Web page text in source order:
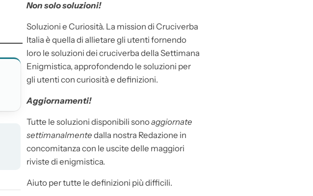
Non solo soluzioni!
Soluzioni e Curiosità. La mission di Cruciverba
Italia è quella di allietare gli utenti fornendo
loro le soluzioni dei cruciverba della Settimana
Enigmistica, approfondendo le soluzioni per
gli utenti con curiosità e definizioni.
Aggiornamenti!
Tutte le soluzioni disponibili sonoaggiornate
settimanalmente dalla nostra Redazione in
concomitanza con le uscite delle maggiori
riviste di enigmistica.
Aiuto per tutte le definizioni più difficili.